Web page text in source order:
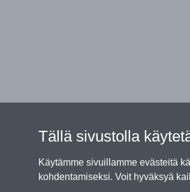
Tällä sivustolla
Käytämme sivuillamme evästeitä
kohdentamiseksi. Voit hyväksyä